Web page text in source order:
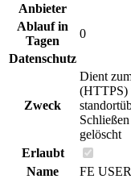
Anbieter
Ablauf in
Tagen
0
Datenschutz
Zweck
Dient
(HTTPS)
gelöscht
Erlaubt
Name
FE